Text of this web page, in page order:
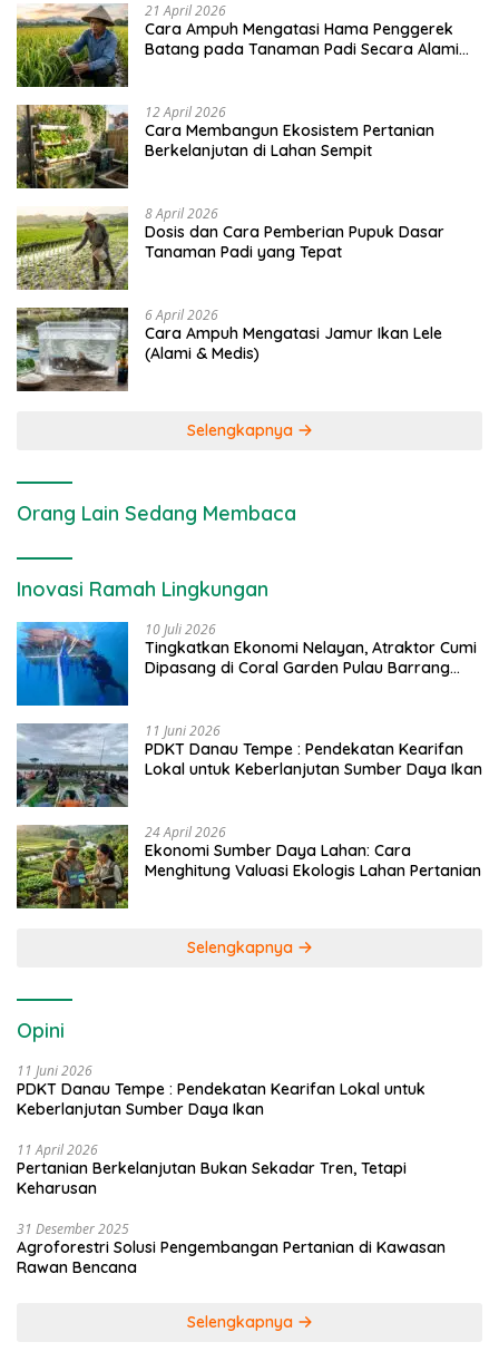
21 April 2026
Cara Ampuh Mengatasi Hama Penggerek
Batang pada Tanaman Padi Secara Alami
12 April 2026
Cara Membangun Ekosistem Pertanian
Berkelanjutan di Lahan Sempit
8 April 2026
Dosis dan Cara Pemberian Pupuk Dasar
Tanaman Padi yang Tepat
6 April 2026
Cara Ampuh Mengatasi Jamur Ikan Lele
(Alami & Medis)
Selengkapnya
Orang Lain Sedang Membaca
Inovasi Ramah Lingkungan
10 Juli 2026
Tingkatkan Ekonomi Nelayan, Atraktor Cumi
Dipasang di Coral Garden Pulau Barrang
11 Juni 2026
PDKT Danau Tempe : Pendekatan Kearifan
Lokal untuk Keberlanjutan Sumber Daya Ikan
24 April 2026
Ekonomi Sumber Daya Lahan: Cara
Menghitung Valuasi Ekologis Lahan Pertanian
Selengkapnya
Opini
11 Juni 2026
PDKT Danau Tempe : Pendekatan Kearifan Lokal untuk
Keberlanjutan Sumber Daya Ikan
11 April 2026
Pertanian Berkelanjutan Bukan Sekadar Tren, Tetapi
Keharusan
31 Desember 2025
Agroforestri Solusi Pengembangan Pertanian di Kawasan
Rawan Bencana
Selengkapnya